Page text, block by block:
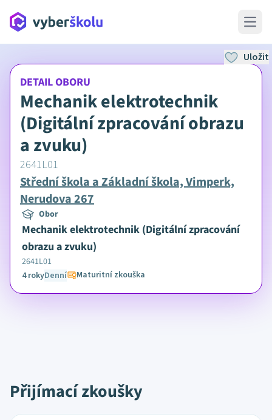
Open
DETAIL OBORU
Mechanik elektrotechnik
(Digitální zpracování obrazu
a zvuku)
2641L01
Střední škola a Základní škola, Vimperk,
Nerudova 267
Obor
Mechanik elektrotechnik (Digitální zpracování
obrazu a zvuku)
2641L01
4 rokyDenní Maturitní zkouška
Uložit
Přijímací zkoušky